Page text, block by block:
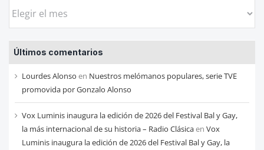
Busca
entradas
de
cada
mes
Últimos comentarios
Lourdes Alonso en Nuestros melómanos populares, serie TVE
promovida por Gonzalo Alonso
Vox Luminis inaugura la edición de 2026 del Festival Bal y Gay,
la más internacional de su historia – Radio Clásicaen Vox
Luminis inaugura la edición de 2026 del Festival Bal y Gay, la